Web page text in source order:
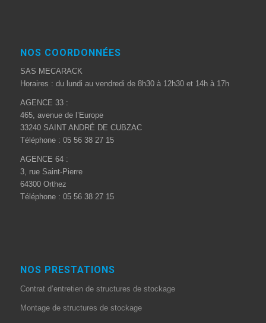
NOS COORDONNÉES
SAS MECARACK
Horaires : du lundi au vendredi de 8h30 à 12h30 et 14h à 17h
AGENCE 33 :
465, avenue de l’Europe
33240 SAINT ANDRÉ DE CUBZAC
Téléphone : 05 56 38 27 15
AGENCE 64 :
3, rue Saint-Pierre
64300 Orthez
Téléphone : 05 56 38 27 15
NOS PRESTATIONS
Contrat d’entretien de structures de stockage
Montage de structures de stockage